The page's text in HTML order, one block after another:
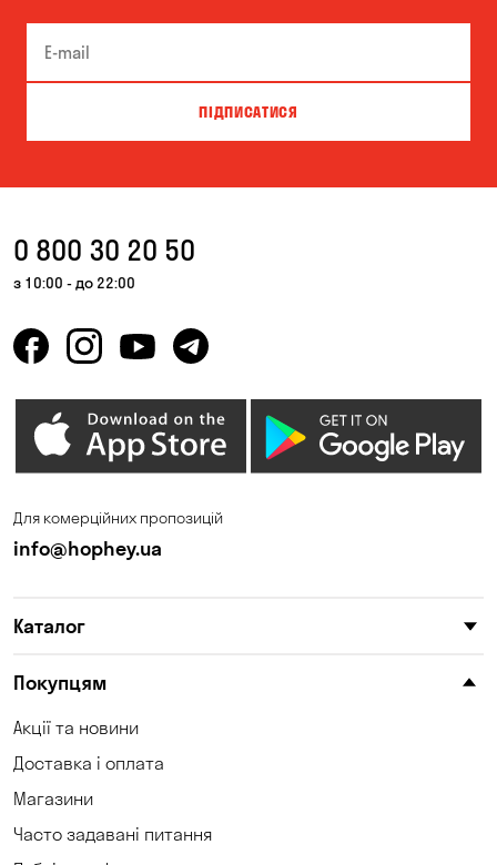
ПІДПИСАТИСЯ
0 800 30 20 50
з 10:00 - до 22:00
Для комерційних пропозицій
info@hophey.ua
Каталог
Покупцям
Акції та новини
Доставка і оплата
Магазини
Часто задавані питання